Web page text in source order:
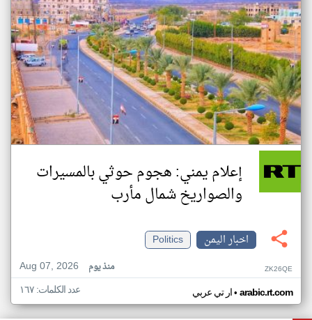
إعلام يمني: هجوم حوثي بالمسيرات
والصواريخ شمال مأرب
اخبار اليمن
Politics
Aug 07, 2026
منذ يوم ZK26QE
ار تي عربي• arabic.rt.com عدد الكلمات: ١٦٧